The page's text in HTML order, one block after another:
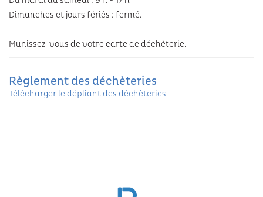
Dimanches et jours fériés : fermé.
Munissez-vous de votre carte de déchèterie.
Règlement des déchèteries
Télécharger le dépliant des déchèteries